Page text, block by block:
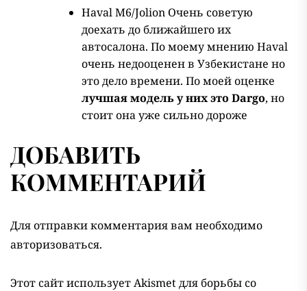
Haval M6/Jolion Очень советую
доехать до ближайшего их
автосалона. По моему мнению Haval
очень недооценен в Узбекистане но
это дело времени. По моей оценке
лучшая модель у них это Dargo, но
стоит она уже сильно дороже
ДОБАВИТЬ
КОММЕНТАРИЙ
Для отправки комментария вам необходимо
авторизоваться.
Этот сайт использует Akismet для борьбы со